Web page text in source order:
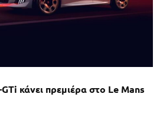
κάνει πρεμιέρα στο Le Mans